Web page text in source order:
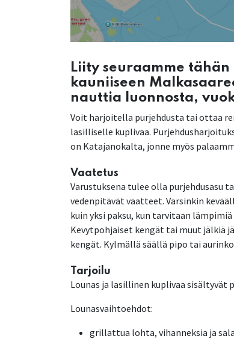
Liity seuraamme
kauniiseen
nauttia luonnosta,
Voit harjoitella purjehdusta tai ottaa
lasilliselle kuplivaa.
on Katajanokalta, jonne myös
Vaatetus
Varustuksena tulee olla purjehdusasu
vedenpitävät vaatteet. Varsinkin
kuin yksi paksu, kun tarvitaan
Kevytpohjaiset kengät tai muut jälkiä
kengät. Kylmällä säällä pipo tai
Tarjoilu
Lounas ja lasillinen kuplivaa sisältyvät
Lounasvaihtoehdot:
grillattua lohta, vihanneksia ja